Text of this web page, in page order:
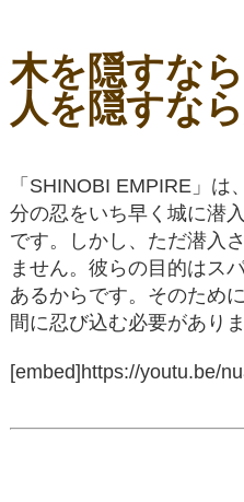
木を隠すなら
人を隠すなら
「SHINOBI EMPIRE」は
分の忍をいち早く城に潜
です。しかし、ただ潜入
ません。彼らの目的はス
あるからです。そのため
間に忍び込む必要がありま
[embed]https://youtu.be/